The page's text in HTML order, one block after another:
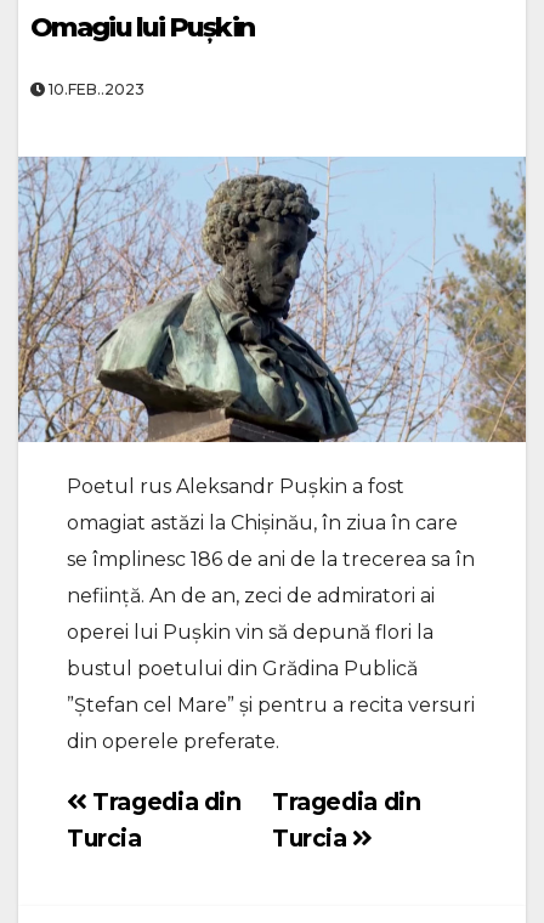
Omagiu lui Pușkin
10.FEB..2023
Poetul rus Aleksandr Pușkin a fost
omagiat astăzi la Chișinău, în ziua în care
se împlinesc 186 de ani de la trecerea sa în
neființă. An de an, zeci de admiratori ai
operei lui Pușkin vin să depună flori la
bustul poetului din Grădina Publică
”Ștefan cel Mare” și pentru a recita versuri
din operele preferate.
Navigare
în
Tragedia din
Turcia
Tragedia din
Turcia